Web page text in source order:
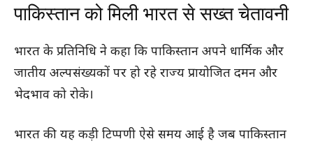
पाकिस्तान को मिली भारत से सख्त चेतावनी
भारत के प्रतिनिधि ने कहा कि पाकिस्तान अपने धार्मिक और
जातीय अल्पसंख्यकों पर हो रहे राज्य प्रायोजित दमन और
भेदभाव को रोके।
भारत की यह कड़ी टिप्पणी ऐसे समय आई है जब पाकिस्तान